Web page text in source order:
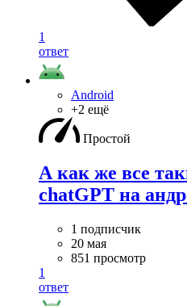
1
ответ
Android
+2 ещё
Простой
А как же все
chatGPT на
1 подписчик
20 мая
851 просмотр
1
ответ